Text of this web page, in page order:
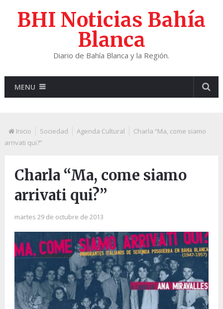
BHI Noticias Bahía
Blanca
Diario de Bahía Blanca y la Región.
MENU
Inicio Sociedad Agenda Cultural
Charla “Ma, come siamo
arrivati qui?”
Charla “Ma, come siamo
arrivati qui?”
martes 29 de octubre de 2013